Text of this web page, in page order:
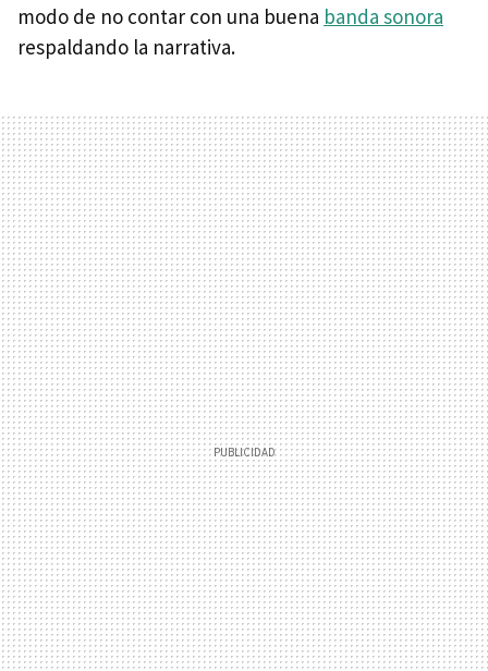
modo de no contar con una buena banda sonora
respaldando la narrativa.